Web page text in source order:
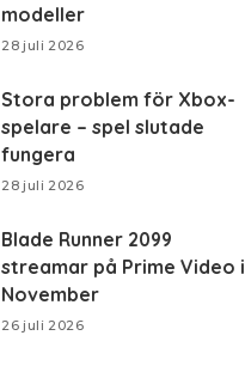
modeller
28 juli 2026
Stora problem för Xbox-
spelare – spel slutade
fungera
28 juli 2026
Blade Runner 2099
streamar på Prime Video i
November
26 juli 2026